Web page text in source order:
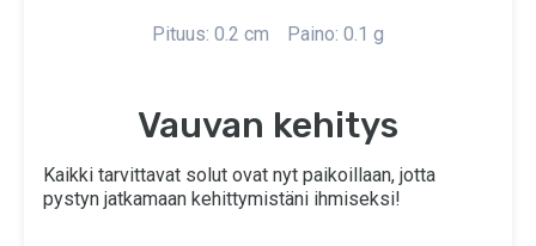
Pituus: 0.2 cm Paino: 0.1 g
Vauvan kehitys
Kaikki tarvittavat solut ovat nyt paikoillaan, jotta
pystyn jatkamaan kehittymistäni ihmiseksi!